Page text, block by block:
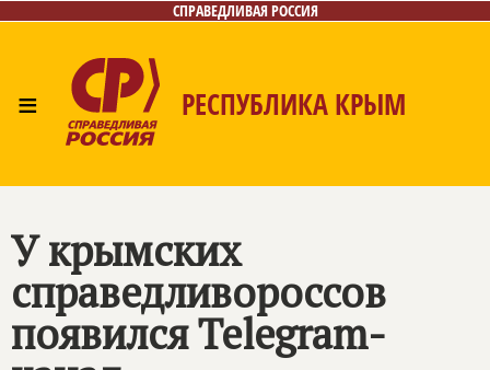
СПРАВЕДЛИВАЯ РОССИЯ
≡ РЕСПУБЛИКА КРЫМ
У крымских
справедливороссов
появился Telegram-